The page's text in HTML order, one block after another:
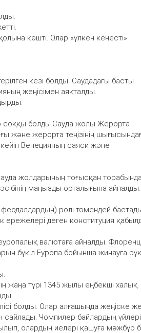
көшті. Олар «үлкен кеңесті»
кезі болды. Саудадағы басты
жеңісімен аяқталды.
соққы болды.Сауда жолы Жерорта
және жерорта теңізінің
Венецияның саяси және
жолдарының тоғысқан торабында
маңызды орталығына
рөлі төмендей
ережелері деген конституция
валютаға айналды.
бүкіл Еуропа бойынша жинауға
жаңа түрі 1345 жылы еңбекші халық
болды. Олар алғашында жеңіске
Чомпилер байлардың
олардың иелері қашуға мәжбүр